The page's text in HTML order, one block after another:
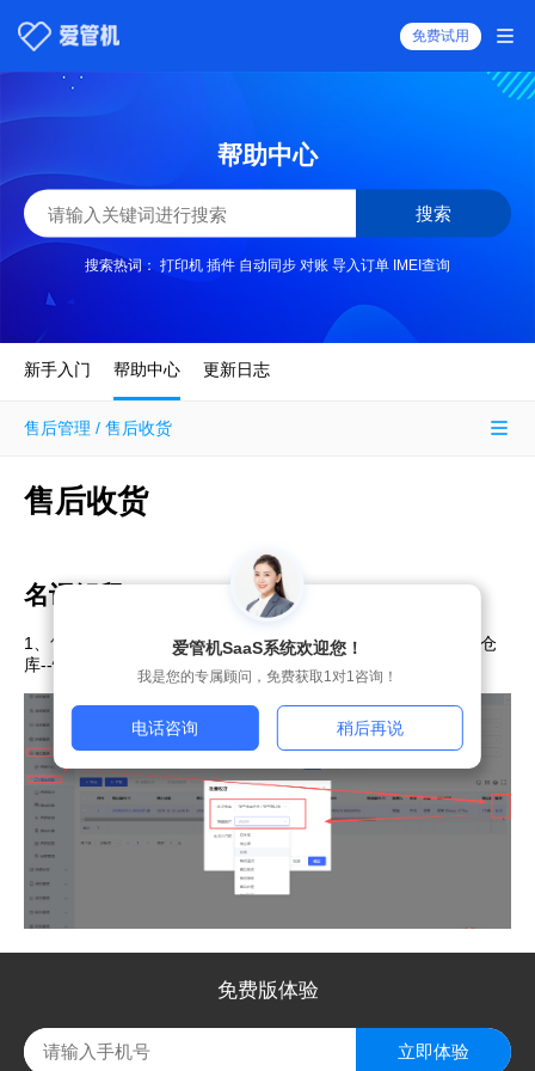
免费试用
帮助中心
搜索
搜索热词： 打印机 插件 自动同步 对账 导入订单 IMEI查询
新手入门 帮助中心 更新日志
售后管理 / 售后收货
售后收货
名词解释
1、售后单发起后，未收货售后单进行收货入库操作--确定收货仓
库--快捷处置--确定即可完成收货
免费版体验
立即体验
爱管机SaaS系统欢迎您！
我是您的专属顾问，免费获取1对1咨询！
电话咨询 稍后再说